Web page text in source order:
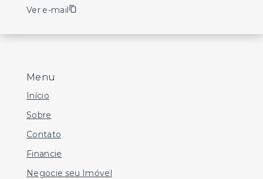
Menu
Início
Sobre
Contato
Financie
Negocie seu Imóvel
Ver e-mail